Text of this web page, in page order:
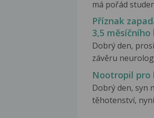
má pořád
Příznak
3,5
Dobrý den,
závěru
Nootropil pro
Dobrý den, syn
těhotenství,